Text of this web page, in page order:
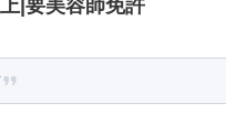
|要美容師免許